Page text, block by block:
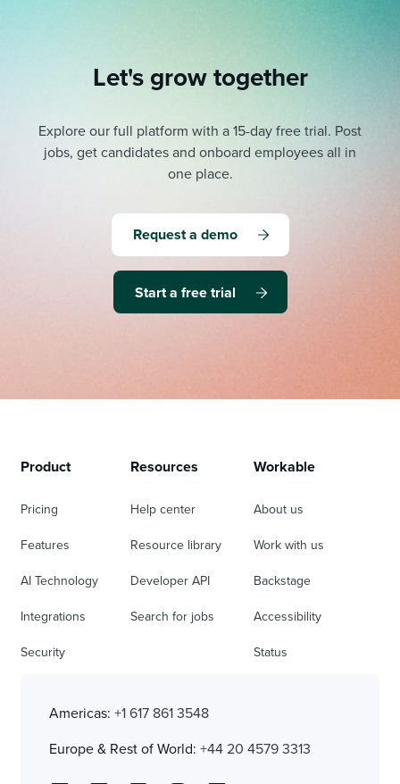
Let's grow together
Explore our full platform with a 15-day free trial. Post
jobs, get candidates and onboard employees all in
one place.
Request a demo
Start a free trial
Product
Pricing
Features
AI Technology
Integrations
Security
Resources
Help center
Resource library
Developer API
Search for jobs
Workable
About us
Work with us
Backstage
Accessibility
Status
Americas: +1 617 861 3548
Europe & Rest of World: +44 20 4579 3313